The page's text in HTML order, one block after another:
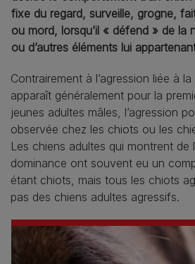
fixe du regard, surveille, grogne,
ou mord, lorsqu’il « défend » de la
ou d’autres éléments lui
Contrairement à l’agression liée à
apparaît généralement pour la
jeunes adultes mâles, l’agression
observée chez les chiots ou les
Les chiens adultes qui montrent de
dominance ont souvent eu un
étant chiots, mais tous les chiots
pas des chiens adultes agressifs.